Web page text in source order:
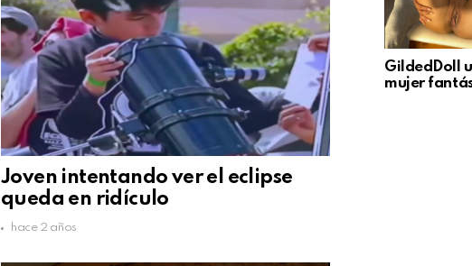
Joven intentando ver el eclipse
queda en ridículo
hace 2 años
GildedDoll
mujer